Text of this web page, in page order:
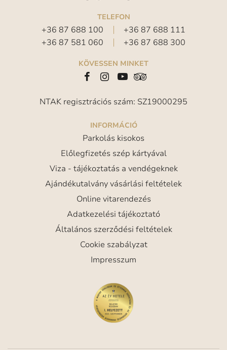
TELEFON
+36 87 688 100
+36 87 688 111
+36 87 581 060
+36 87 688 300
KÖVESSEN MINKET
NTAK regisztrációs szám: SZ19000295
INFORMÁCIÓ
Parkolás kisokos
Előlegfizetés szép kártyával
Viza - tájékoztatás a vendégeknek
Ajándékutalvány vásárlási feltételek
Online vitarendezés
Adatkezelési tájékoztató
Általános szerződési feltételek
Cookie szabályzat
Impresszum